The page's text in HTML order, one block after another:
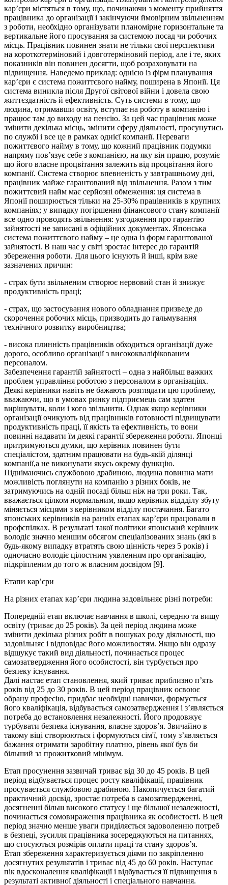
кар’єри містяться в тому, що, починаючи з моменту прийняття
працівника до організації і закінчуючи ймовірним звільненням
з роботи, необхідно організувати планомірне горизонтальне та
вертикальне його просування за системою посад чи робочих
місць. Працівник повинен знати не тільки свої перспективи
на короткотерміновий і довготерміновий період, але і те, яких
показників він повинен досягти, щоб розраховувати на
підвищення. Наведемо приклад: однією із фірм планування
кар’єри є система пожиттєвого найму, поширена в Японії. Ця
система виникла після Другої світової війни і довела свою
життєздатність й ефективність. Суть системи в тому, що
людина, отримавши освіту, вступає на роботу в компанію і
працює там до виходу на пенсію. За цей час працівник може
змінити декілька місць, змінити сферу діяльності, просунутись
по службі і все це в рамках однієї компанії. Переваги
пожиттєвого найму в тому, що кожний працівник подумки
напряму пов’язує себе з компанією, на яку він працю, розуміє
що його власне процвітання залежить від процвітання його
компанії. Система створює впевненість у завтрашньому дні,
працівник майже гарантований від звільнення. Разом з тим
пожиттєвий найм має серйозні обмеження: ця система в
Японії поширюється тільки на 25-30% працівників в крупних
компаніях; у випадку погіршення фінансового стану компанії
все одно проводять звільнення: узгодження про гарантію
зайнятості не записані в офіційних документах. Японська
система пожиттєвого найму – це одна із форм гарантованої
зайнятості. В наш час у світі зростає інтерес до гарантій
збереження роботи. Для цього існують й інші, крім вже
зазначених причин:
- страх бути звільненим створює нервовий стан й знижує
продуктивність праці;
- страх, що застосування нового обладнання призведе до
скорочення робочих місць, призводить до гальмування
технічного розвитку виробництва;
- висока плинність працівників обходиться організації дуже
дорого, особливо організації з висококваліфікованим
персоналом.
Забезпечення гарантій зайнятості – одна з найбільш важких
проблем управління роботою з персоналом в організаціях.
Деякі керівники навіть не бажають розглядати цю проблему,
вважаючи, що в умовах ринку підприємець сам здатен
вирішувати, коли і кого звільнити. Однак якщо керівники
організації очикують від працівників готовності підвищувати
продуктивність праці, її якість та ефективність, то вони
повинні надавати їм деякі гарантії збереження роботи. Японці
притримуються думки, що керівник повинен бути
спеціалістом, здатним працювати на будь-якій ділянці
компанії,а не виконувати якусь окрему функцію.
Піднімаючись службовою драбиною, людина повинна мати
можливість поглянути на компанію з різних боків, не
затримуючись на одній посаді більш ніж на три роки. Так,
вважається цілком нормальним, якщо керівник віддділу збуту
міняється місцями з керівником відділу постачання. Багато
японських керівників на ранніх етапах кар’єри працювали в
профспілках. В результаті такої політики японський керівник
володіє значно меншим обсягом спеціалізованих знань (які в
будь-якому випадку втратять свою цінність через 5 років) і
одночасно володіє цілостним уявленням про організацію,
підкріпленим до того ж власним досвідом [9].
Етапи кар’єри
На різних етапах кар’єри людина задовільняє різні потреби:
Попередній етап включає навчання в школі, середню та вищу
освіту (триває до 25 років). За цей період людина може
змінити декілька різних робіт в пошуках роду діяльності, що
задовільняє і відповідає його можливостям. Якщо він одразу
відшукує такий вид діяльності, починається процес
самозатвердження його особистості, він турбується про
безпеку існування.
Далі настає етап становлення, який триває приблизно п’ять
років від 25 до 30 років. В цей період працівник освоює
обрану професію, придбає необхідні навички, формується
його кваліфікація, відбувається самозатвердження і з’являється
потреба до встановлення незалежності. Його продовжує
турбувати безпека існування, власне здоров’я. Звичайно в
такому віці створюються і формуються сім'ї, тому з’являється
бажання отримати заробітну платню, рівень якої був би
більший за прожитковий мінімум.
Етап просунення зазвичай триває від 30 до 45 років. В цей
період відбувається процес росту кваліфікації, працівник
просувається службовою драбиною. Накопичується багатий
практичний досвід, зростає потреба в самозатвердженні,
досягненні більш високого статусу і ще більшої незалежності,
починається сомовираження працівника як особистості. В цей
період значно менше уваги приділяється задоволенню потреб
в безпеці, зусилля працівника зосереджуються на питаннях,
що стосуються розмірів оплати праці та стану здоров’я.
Етап збереження характеризується діями по закріпленню
досягнутих результатів і триває від 45 до 60 років. Наступає
пік вдосконалення кваліфікації і відбувається її підвищення в
результаті активної діяльності і спеціального навчання.